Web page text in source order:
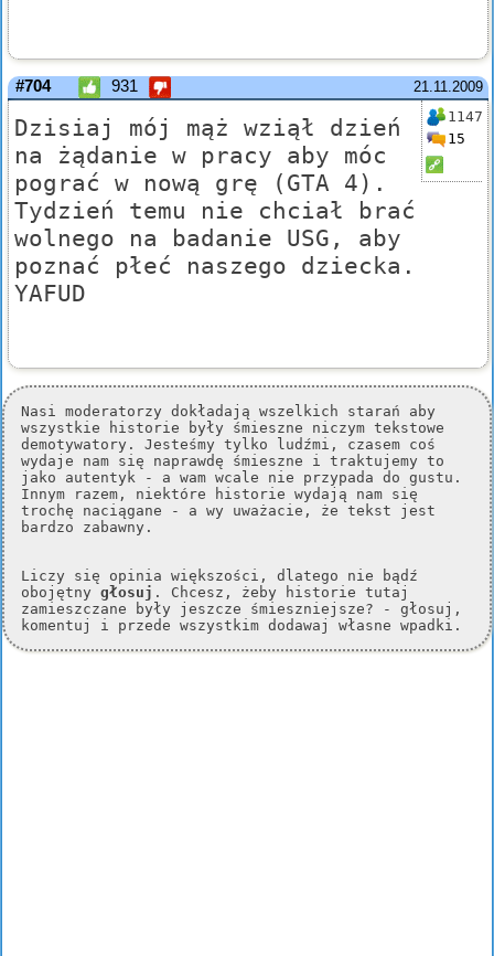
21.11.2009
#704 931
1147
15
Dzisiaj mój mąż wziął dzień
na żądanie w pracy aby móc
pograć w nową grę (GTA 4).
Tydzień temu nie chciał brać
wolnego na badanie USG, aby
poznać płeć naszego dziecka.
YAFUD
Nasi moderatorzy dokładają wszelkich starań aby
wszystkie historie były śmieszne niczym tekstowe
demotywatory. Jesteśmy tylko ludźmi, czasem coś
wydaje nam się naprawdę śmieszne i traktujemy to
jako autentyk - a wam wcale nie przypada do gustu.
Innym razem, niektóre historie wydają nam się
trochę naciągane - a wy uważacie, że tekst jest
bardzo zabawny.
Liczy się opinia większości, dlatego nie bądź
obojętny głosuj . Chcesz, żeby historie tutaj
zamieszczane były jeszcze śmieszniejsze? - głosuj,
komentuj i przede wszystkim dodawaj własne wpadki.